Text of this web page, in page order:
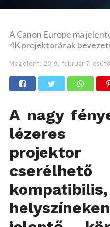
A Canon Europe ma
4K projektorának
Megjelent: 2019. február 7.
A nagy
lézeres